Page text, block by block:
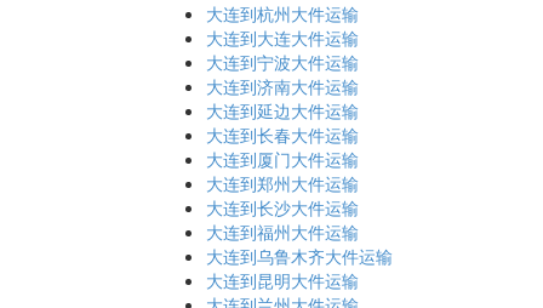
大连到杭州大件运输
大连到大连大件运输
大连到宁波大件运输
大连到济南大件运输
大连到延边大件运输
大连到长春大件运输
大连到厦门大件运输
大连到郑州大件运输
大连到长沙大件运输
大连到福州大件运输
大连到乌鲁木齐大件运输
大连到昆明大件运输